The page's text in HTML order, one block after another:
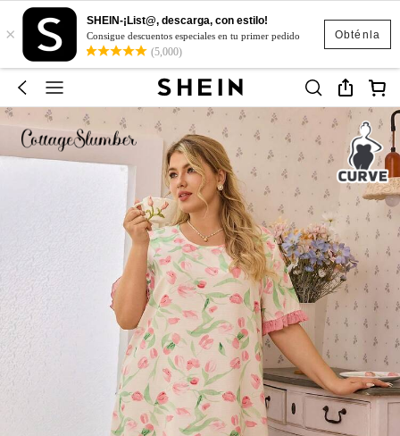
Obténla
×
SHEIN-¡List@, descarga, con estilo!
Consigue descuentos especiales en tu primer pedido
(5,000)